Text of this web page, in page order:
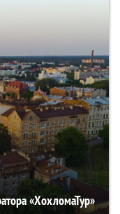
«ХохломаТур»